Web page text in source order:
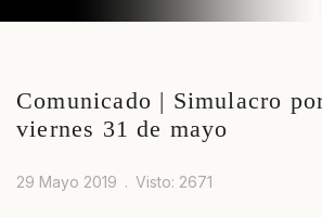
Comunicado | Simulacro
viernes 31 de mayo
29 Mayo 2019 Visto: 2671